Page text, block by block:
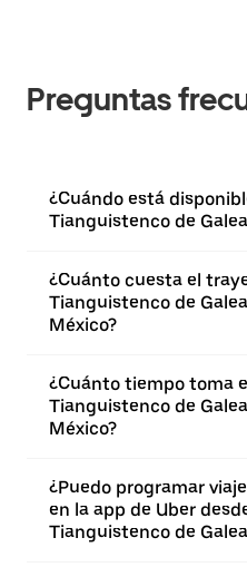
Preguntas
¿Cuándo está
Tianguistenco de
¿Cuánto cuesta el
Tianguistenco de
México?
¿Cuánto tiempo toma
Tianguistenco de
México?
¿Puedo programar
en la app de Uber
Tianguistenco de